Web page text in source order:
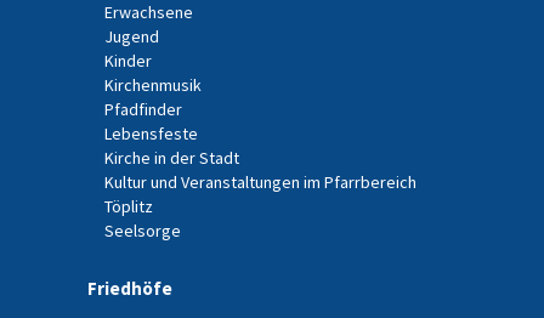
Erwachsene
Jugend
Kinder
Kirchenmusik
Pfadfinder
Lebensfeste
Kirche in der Stadt
Kultur und Veranstaltungen im Pfarrbereich
Töplitz
Seelsorge
Friedhöfe